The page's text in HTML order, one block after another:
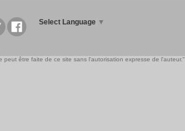
Select Language ▼
être faite de ce site sans l'autorisation expresse de l'auteur."